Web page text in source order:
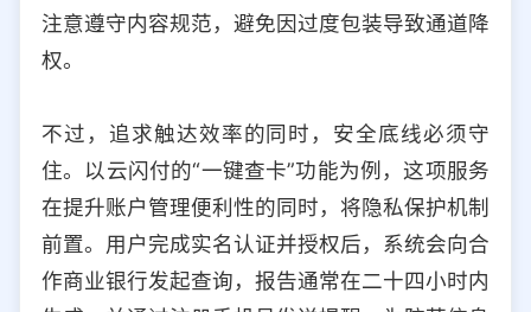
注意遵守内容规范，避免因过度包装导致通道降
权。
不过，追求触达效率的同时，安全底线必须守
住。以云闪付的“一键查卡”功能为例，这项服务
在提升账户管理便利性的同时，将隐私保护机制
前置。用户完成实名认证并授权后，系统会向合
作商业银行发起查询，报告通常在二十四小时内